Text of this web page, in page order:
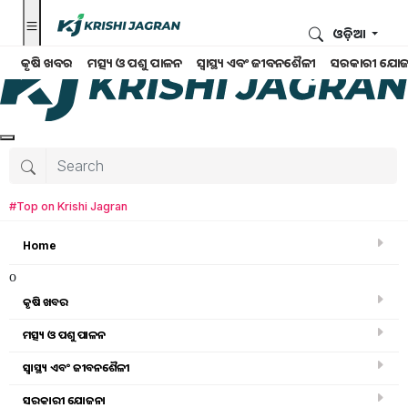
କୃଷି ଖବର ମତ୍ସ୍ୟ ଓ ପଶୁ ପାଳନ ସ୍ୱାସ୍ଥ୍ୟ ଏବଂ ଜୀବନଶୈଳୀ ସରକାରୀ
ଓଡ଼ିଆ
#Top on Krishi Jagran
Home
o
କୃଷି ଖବର
ମତ୍ସ୍ୟ ଓ ପଶୁ ପାଳନ
ସ୍ୱାସ୍ଥ୍ୟ ଏବଂ ଜୀବନଶୈଳୀ
ସରକାରୀ ଯୋଜନା
କୃଷି ଖବର